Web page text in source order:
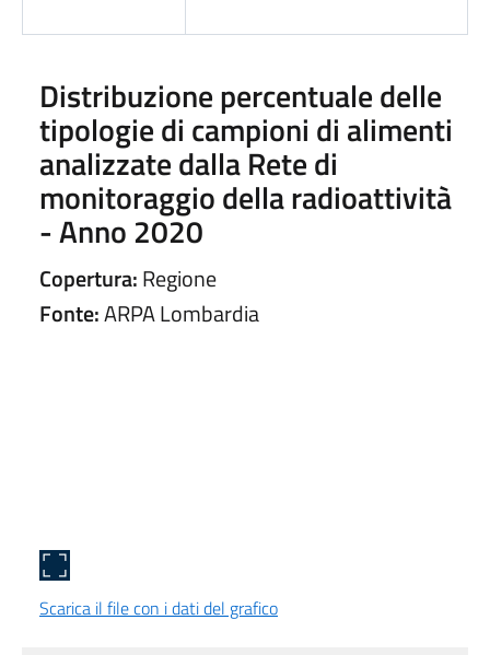
Distribuzione percentuale delle
tipologie di campioni di alimenti
analizzate dalla Rete di
monitoraggio della radioattività
- Anno 2020
Copertura:Regione
Fonte:ARPA Lombardia
Scarica il file con i dati del grafico